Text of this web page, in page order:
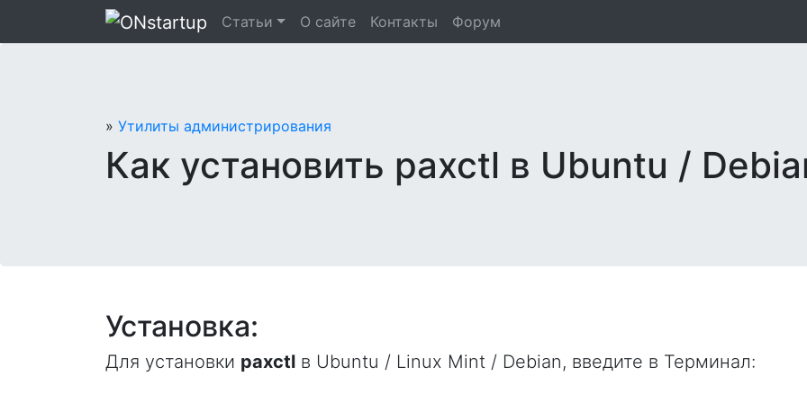
Статьи О сайте Контакты Форум
» Утилиты администрирования
Как установить paxctl в Ubuntu /
Установка:
Для установки paxctl в Ubuntu / Linux Mint / Debian, введите в Терминал: